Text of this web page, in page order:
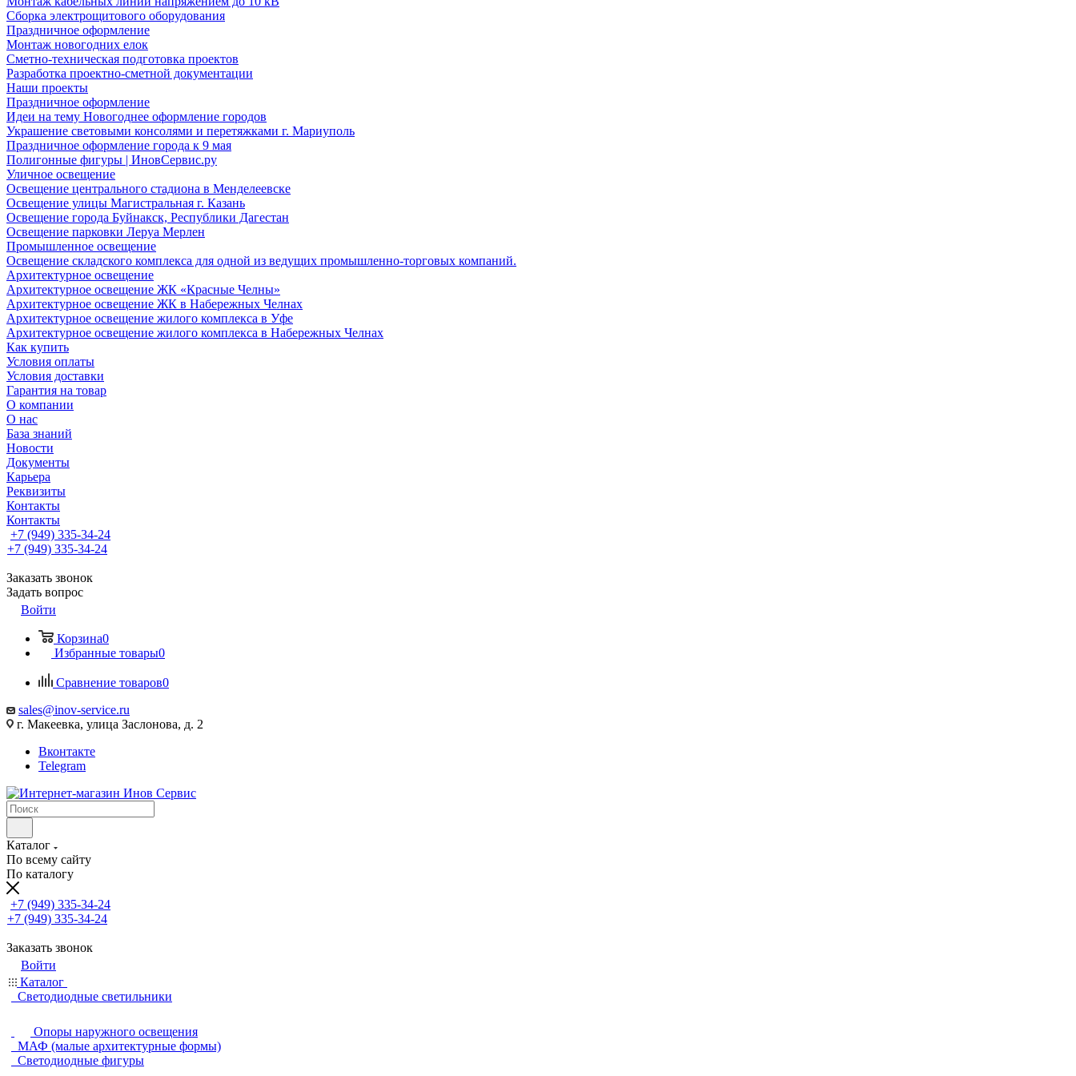
Сборка электрощитового оборудования
Праздничное оформление
Монтаж новогодних елок
Сметно-техническая подготовка проектов
Разработка проектно-сметной документации
Наши проекты
Праздничное оформление
Идеи на тему Новогоднее оформление городов
Украшение световыми консолями и перетяжками г. Мариуполь
Праздничное оформление города к 9 мая
Полигонные фигуры | ИновСервис.ру
Уличное освещение
Освещение центрального стадиона в Менделеевске
Освещение улицы Магистральная г. Казань
Освещение города Буйнакск, Республики Дагестан
Освещение парковки Леруа Мерлен
Промышленное освещение
Освещение складского комплекса для одной из ведущих промышленно-торговых компаний.
Архитектурное освещение
Архитектурное освещение ЖК «Красные Челны»
Архитектурное освещение ЖК в Набережных Челнах
Архитектурное освещение жилого комплекса в Уфе
Архитектурное освещение жилого комплекса в Набережных Челнах
Как купить
Условия оплаты
Условия доставки
Гарантия на товар
О компании
О нас
База знаний
Новости
Документы
Карьера
Реквизиты
Контакты
Контакты
+7 (949) 335-34-24
+7 (949) 335-34-24
Заказать звонок
Задать вопрос
Войти
Корзина0
Избранные товары0
Сравнение товаров0
sales@inov-service.ru
г. Макеевка, улица Заслонова, д. 2
Вконтакте
Telegram
Каталог
По всему сайту
По каталогу
+7 (949) 335-34-24
+7 (949) 335-34-24
Заказать звонок
Войти
Каталог
Светодиодные светильники
Опоры наружного освещения
МАФ (малые архитектурные формы)
Светодиодные фигуры